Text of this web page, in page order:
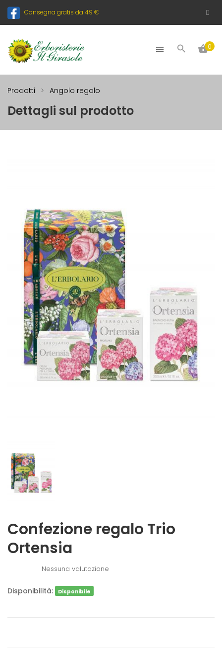
Consegna gratis da 49 €
0
Prodotti Angolo regalo
Dettagli sul prodotto
Confezione regalo Trio
Ortensia
Nessuna valutazione
Disponibilità: Disponibile